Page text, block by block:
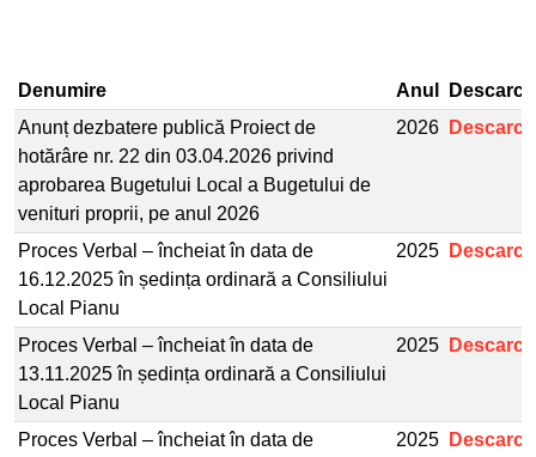
Denumire Anul
Descarcă
Anunț dezbatere publică Proiect de
hotărâre nr. 22 din 03.04.2026 privind
aprobarea Bugetului Local a Bugetului de
venituri proprii, pe anul 2026
2026 Descarcă
Proces Verbal – încheiat în data de
16.12.2025 în ședința ordinară a Consiliului
Local Pianu
2025 Descarcă
Proces Verbal – încheiat în data de
13.11.2025 în ședința ordinară a Consiliului
Local Pianu
2025 Descarcă
Proces Verbal – încheiat în data de
2025 Descarcă